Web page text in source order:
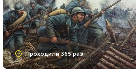
Проходили 605 раз
Проходили 365 раз